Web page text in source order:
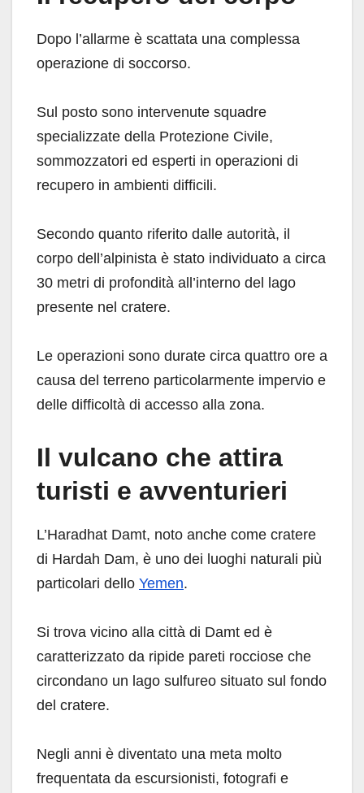
Dopo l’allarme è scattata una complessa
operazione di soccorso.
Sul posto sono intervenute squadre
specializzate della Protezione Civile,
sommozzatori ed esperti in operazioni di
recupero in ambienti difficili.
Secondo quanto riferito dalle autorità, il
corpo dell’alpinista è stato individuato a circa
30 metri di profondità all’interno del lago
presente nel cratere.
Le operazioni sono durate circa quattro ore a
causa del terreno particolarmente impervio e
delle difficoltà di accesso alla zona.
Il vulcano che attira
turisti e avventurieri
L’Haradhat Damt, noto anche come cratere
di Hardah Dam, è uno dei luoghi naturali più
particolari dello Yemen.
Si trova vicino alla città di Damt ed è
caratterizzato da ripide pareti rocciose che
circondano un lago sulfureo situato sul fondo
del cratere.
Negli anni è diventato una meta molto
frequentata da escursionisti, fotografi e